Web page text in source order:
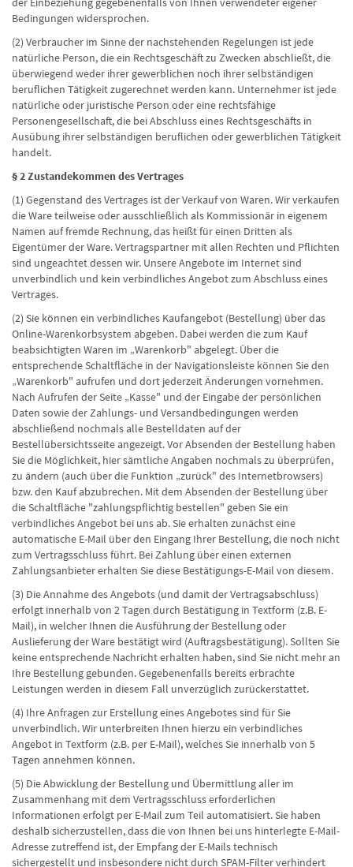
Bedingungen widersprochen.
(2) Verbraucher im Sinne der nachstehenden Regelungen ist jede
natürliche Person, die ein Rechtsgeschäft zu Zwecken abschließt, die
überwiegend weder ihrer gewerblichen noch ihrer selbständigen
beruflichen Tätigkeit zugerechnet werden kann. Unternehmer ist jede
natürliche oder juristische Person oder eine rechtsfähige
Personengesellschaft, die bei Abschluss eines Rechtsgeschäfts in
Ausübung ihrer selbständigen beruflichen oder gewerblichen Tätigkeit
handelt.
§ 2 Zustandekommen des Vertrages
(1) Gegenstand des Vertrages ist der Verkauf von Waren. Wir verkaufen
die Ware teilweise oder ausschließlich als Kommissionär in eigenem
Namen auf fremde Rechnung, das heißt für einen Dritten als
Eigentümer der Ware. Vertragspartner mit allen Rechten und Pflichten
sind ungeachtet dessen wir. Unsere Angebote im Internet sind
unverbindlich und kein verbindliches Angebot zum Abschluss eines
Vertrages.
(2) Sie können ein verbindliches Kaufangebot (Bestellung) über das
Online-Warenkorbsystem abgeben. Dabei werden die zum Kauf
beabsichtigten Waren im „Warenkorb" abgelegt. Über die
entsprechende Schaltfläche in der Navigationsleiste können Sie den
„Warenkorb" aufrufen und dort jederzeit Änderungen vornehmen.
Nach Aufrufen der Seite „Kasse" und der Eingabe der persönlichen
Daten sowie der Zahlungs- und Versandbedingungen werden
abschließend nochmals alle Bestelldaten auf der
Bestellübersichtsseite angezeigt. Vor Absenden der Bestellung haben
Sie die Möglichkeit, hier sämtliche Angaben nochmals zu überprüfen,
zu ändern (auch über die Funktion „zurück" des Internetbrowsers)
bzw. den Kauf abzubrechen. Mit dem Absenden der Bestellung über
die Schaltfläche "zahlungspflichtig bestellen" geben Sie ein
verbindliches Angebot bei uns ab. Sie erhalten zunächst eine
automatische E-Mail über den Eingang Ihrer Bestellung, die noch nicht
zum Vertragsschluss führt. Bei Zahlung über einen externen
Zahlungsanbieter erhalten Sie diese Bestätigungs-E-Mail von diesem.
(3) Die Annahme des Angebots (und damit der Vertragsabschluss)
erfolgt innerhalb von 2 Tagen durch Bestätigung in Textform (z.B. E-
Mail), in welcher Ihnen die Ausführung der Bestellung oder
Auslieferung der Ware bestätigt wird (Auftragsbestätigung). Sollten Sie
keine entsprechende Nachricht erhalten haben, sind Sie nicht mehr an
Ihre Bestellung gebunden. Gegebenenfalls bereits erbrachte
Leistungen werden in diesem Fall unverzüglich zurückerstattet.
(4) Ihre Anfragen zur Erstellung eines Angebotes sind für Sie
unverbindlich. Wir unterbreiten Ihnen hierzu ein verbindliches
Angebot in Textform (z.B. per E-Mail), welches Sie innerhalb von 5
Tagen annehmen können.
(5) Die Abwicklung der Bestellung und Übermittlung aller im
Zusammenhang mit dem Vertragsschluss erforderlichen
Informationen erfolgt per E-Mail zum Teil automatisiert. Sie haben
deshalb sicherzustellen, dass die von Ihnen bei uns hinterlegte E-Mail-
Adresse zutreffend ist, der Empfang der E-Mails technisch
sichergestellt und insbesondere nicht durch SPAM-Filter verhindert